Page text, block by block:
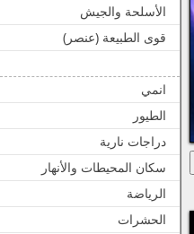
الأسلحة والجيش
قوى الطبيعة (عنصر)
انمي
الطيور
دراجات نارية
سكان المحيطات والأنهار
الرياضة
الحشرات